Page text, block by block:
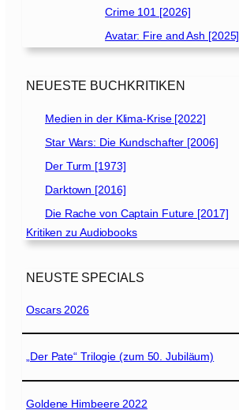
Crime 101 [2026]
Avatar: Fire and Ash [2025]
NEUESTE BUCHKRITIKEN
Medien in der Klima-Krise [2022]
Star Wars: Die Kundschafter [2006]
Der Turm [1973]
Darktown [2016]
Die Rache von Captain Future [2017]
Kritiken zu Audiobooks
NEUSTE SPECIALS
Oscars 2026
„Der Pate“ Trilogie (zum 50. Jubiläum)
Goldene Himbeere 2022